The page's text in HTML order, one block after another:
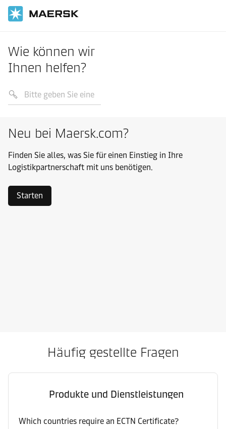
Wie können wir
Ihnen helfen?
Neu bei Maersk.com?
Finden Sie alles, was Sie für einen Einstieg in Ihre
Logistikpartnerschaft mit uns benötigen.
Starten
Häufig gestellte Fragen
Produkte und Dienstleistungen
Which countries require an ECTN Certificate?